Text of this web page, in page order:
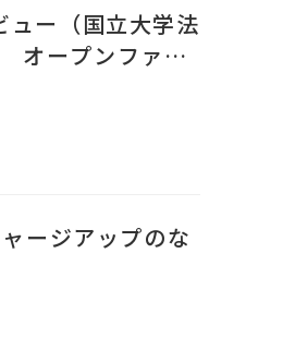
ュー（国立大学法
ープンファシ
ージアップのな